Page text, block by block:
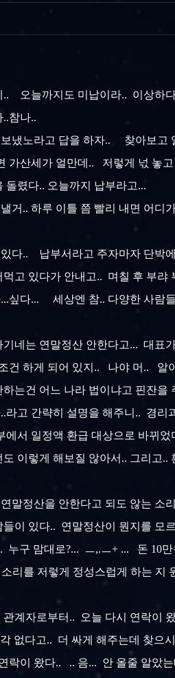
오늘까지도 미납이라.. 이상하
참나..
냈노라고 답을 하자.. 찾아보고
가산세가 얼만데.. 저렇게 넋 놓
돌렸다.. 오늘까지 납부라고...
거.. 하루 이틀 쯤 빨리 내면 어디
다.. 납부서라고 주자마자 단박
고 있다가 안내고.. 며칠 후 부랴
싶다... 세상엔 참.. 다양한 사람
네는 연말정산 안한다고... 대표
건 하게 되어 있지.. 나야 머.. 알
는건 어느 나라 법이냐고 핀잔을
고 간략히 설명을 해주니.. 경리
에서 일정액 환급 대상으로 바
이렇게 해보질 않아서.. 그리고
정산을 안한다고 되도 않는 소
이 있다.. 연말정산이 뭔지를 모
구 맘대로?... ㅡ,.ㅡ+ ... 돈 10
리를 저렇게 정성스럽게 하는 지
계자로부터.. 오늘 다시 연락이
없다고.. 더 싸게 해주는데 찾으
락이 왔다.. .. 음... 안 올줄 알았